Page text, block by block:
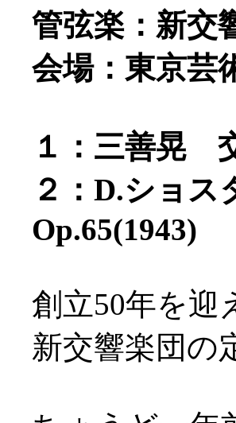
管弦楽：新交
会場：東京芸
１：三善晃
２：D.ショ
Op.65(1943)
創立50年を迎
新交響楽団の